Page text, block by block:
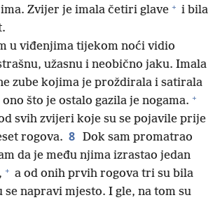
Zvijer je imala četiri glave + i bila
u viđenjima tijekom noći vidio
užasnu i neobično jaku. Imala
zube kojima je proždirala i satirala
ono što je ostalo gazila je nogama. +
svih zvijeri koje su se pojavile prije
rogova. 8 Dok sam promatrao
da je među njima izrastao jedan
+ a od onih prvih rogova tri su bila
se napravi mjesto. I gle, na tom su